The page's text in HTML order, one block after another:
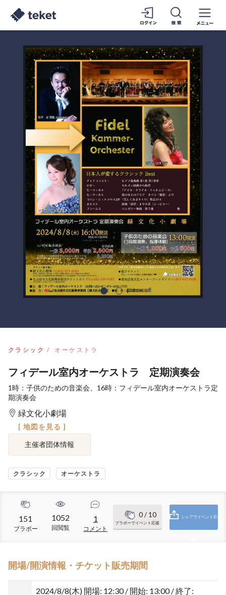
クラシック オーケストラ
フィデール室内オーケストラ 定期演奏会
1時：子供のための音楽会、16時：フィデール室内オーケストラ定
期演奏会
緑文化小劇場
[ 地図を見る ]
主催者団体情報
クラシック オーケストラ
151
ブラボー
1052
回閲覧
1
コメント
0/ 10
ブラボーでイベント応援
シェアでイベント応
開場/開演情報・チケット販売期間
2024/8/8(木) 開場: 12:30 / 開始: 13:00 / 終了: